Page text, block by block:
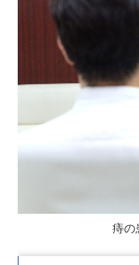
内視鏡検査
大腸 3D CT検査
マイルーム
施設内機器
入院について
待ち時間/ネット受
痔の